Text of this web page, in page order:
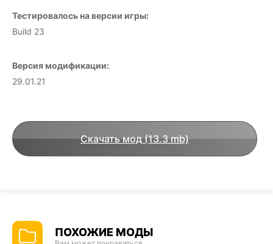
Тестировалось на версии игры:
Build 23
Версия модификации:
29.01.21
Скачать мод (13.3 mb)
ПОХОЖИЕ МОДЫ